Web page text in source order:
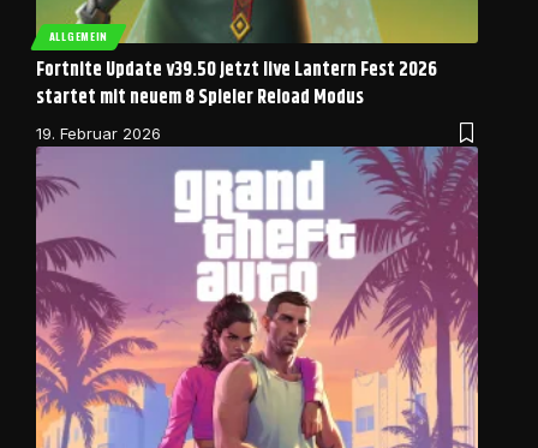
ALLGEMEIN
Fortnite Update v39.50 jetzt live Lantern Fest 2026
startet mit neuem 8 Spieler Reload Modus
19. Februar 2026